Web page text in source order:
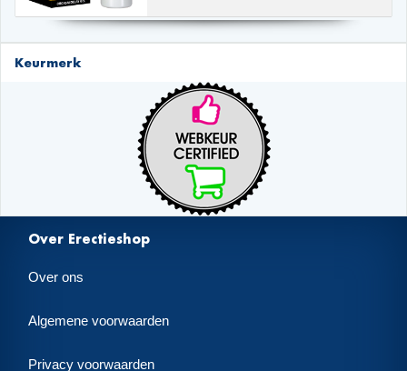
Keurmerk
Over Erectieshop
Over ons
Algemene voorwaarden
Privacy voorwaarden